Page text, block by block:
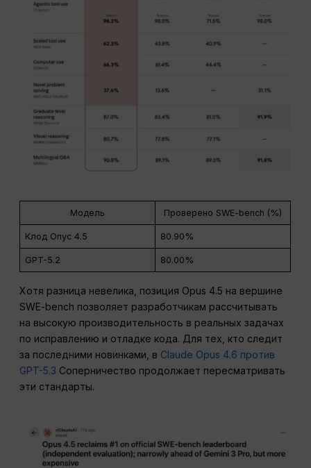
Модель Проверено SWE-bench (%)
Клод Опус 4.5 80.90%
GPT-5.2 80.00%
Хотя разница невелика, позиция Opus 4.5 на вершине
SWE-bench позволяет разработчикам рассчитывать
на высокую производительность в реальных задачах
по исправлению и отладке кода. Для тех, кто следит
за последними новинками, в Claude Opus 4.6 против
GPT-5.3 Соперничество продолжает пересматривать
эти стандарты.